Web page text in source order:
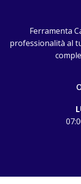
Ferramenta
professionalità al